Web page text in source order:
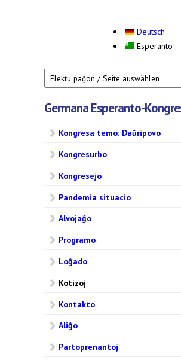
Deutsch
Esperanto
Germana Esperanto-
Kongresa temo: Daŭripovo
Kongresurbo
Kongresejo
Pandemia situacio
Alvojaĝo
Programo
Loĝado
Kotizoj
Kontakto
Aliĝo
Partoprenantoj